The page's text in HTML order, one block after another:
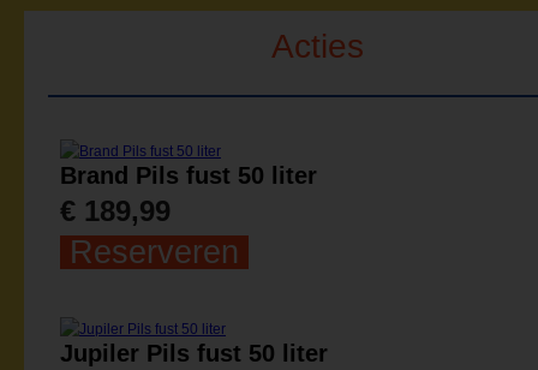
Acties
Brand Pils fust 50 liter
€ 189,99
Reserveren
Jupiler Pils fust 50 liter